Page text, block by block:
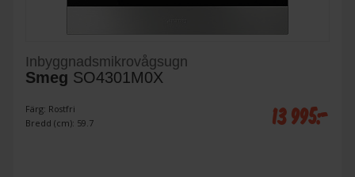
Inbyggnadsmikrovågsugn
Smeg SO4301M0X
Färg: Rostfri
Bredd (cm): 59.7
13 995:-